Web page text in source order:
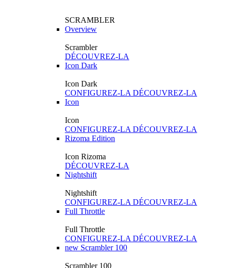
SCRAMBLER
Overview
Scrambler
DÉCOUVREZ-LA
Icon Dark
Icon Dark
CONFIGUREZ-LA DÉCOUVREZ-LA
Icon
Icon
CONFIGUREZ-LA DÉCOUVREZ-LA
Rizoma Edition
Icon Rizoma
DÉCOUVREZ-LA
Nightshift
Nightshift
CONFIGUREZ-LA DÉCOUVREZ-LA
Full Throttle
Full Throttle
CONFIGUREZ-LA DÉCOUVREZ-LA
new Scrambler 100
Scrambler 100